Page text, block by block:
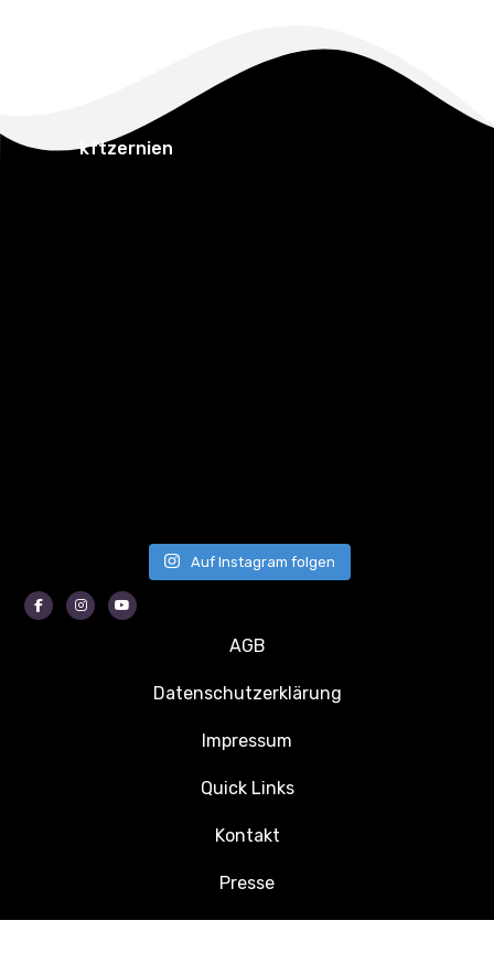
kftzernien
Auf Instagram folgen
FacebookInstagram
AGB
Datenschutzerklärung
Impressum
Quick Links
Kontakt
Presse